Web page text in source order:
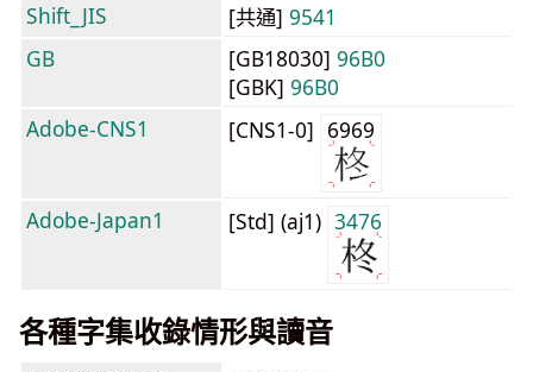
Shift_JIS
[共通] 9541
GB
[GB18030] 96B0
[GBK] 96B0
Adobe-CNS1
[CNS1-0] 6969
Adobe-Japan1 [Std] (aj1) 3476
各種字集收錄情形與讀音